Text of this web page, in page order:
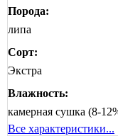
Порода:
липа
Сорт:
Экстра
Влажность:
камерная сушка (8-
Все характеристики...